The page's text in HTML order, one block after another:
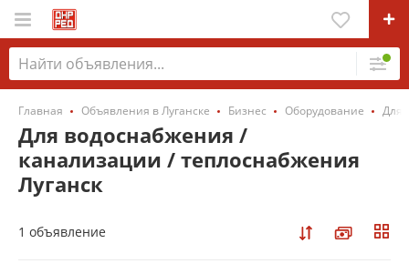
Главная Объявления в Луганске Бизнес Оборудование Для
Для водоснабжения /
канализации / теплоснабжения
Луганск
1 объявление